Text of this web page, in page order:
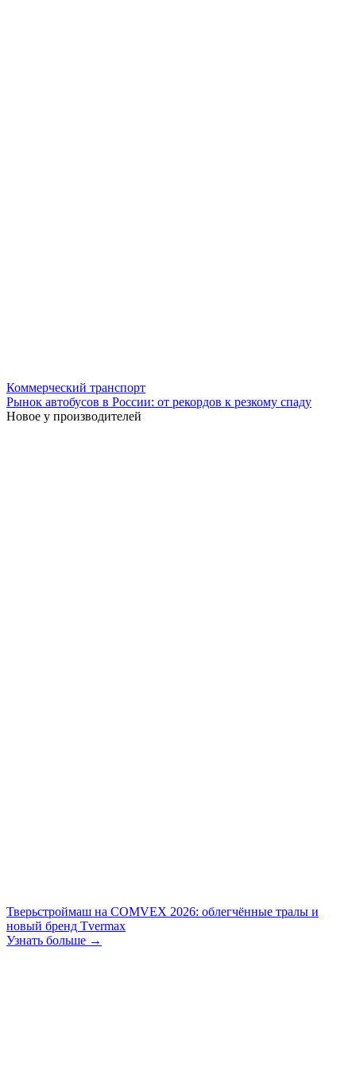
Коммерческий транспорт
Рынок автобусов в России: от рекордов к резкому спаду
Новое у производителей
Тверьстроймаш на COMVEX 2026: облегчённые тралы и
новый бренд Tvermax
Узнать больше →